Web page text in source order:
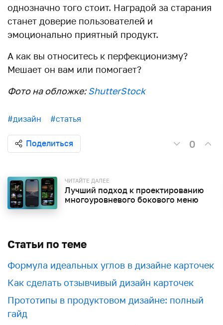
однозначно того стоит. Наградой за старания
станет доверие пользователей и
эмоционально приятный продукт.
А как вы относитесь к перфекционизму?
Мешает он вам или помогает?
Фото на обложке:ShutterStock
#дизайн #статья
Поделиться 0
ЧИТАЙТЕ ДАЛЕЕ
Лучший подход к проектированию
многоуровневого бокового меню
Статьи по теме
Формула идеальных углов в дизайне карточек
Как сделать отзывчивый дизайн карточек
Прототипы в продуктовом дизайне: полный
гайд